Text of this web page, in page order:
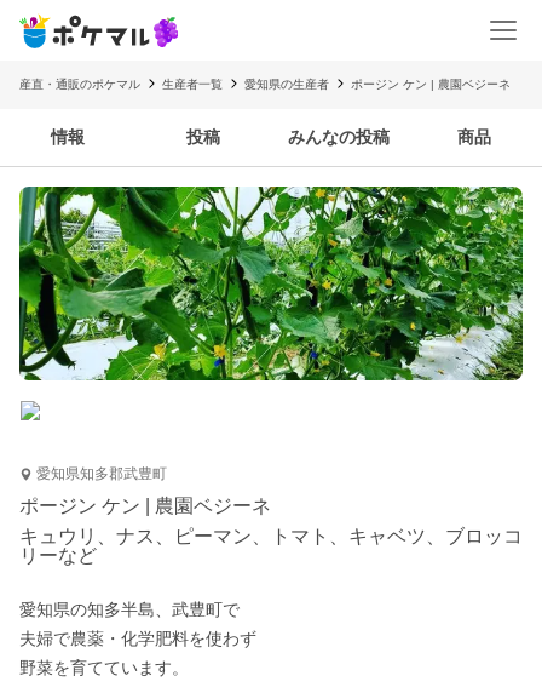
産直・通販のポケマル 生産者一覧 愛知県の生産者 ポージン ケン | 農園ベジーネ
情報 投稿 みんなの投稿 商品
愛知県知多郡武豊町
ポージン ケン | 農園ベジーネ
キュウリ、ナス、ピーマン、トマト、キャベツ、ブロッコ
リーなど
愛知県の知多半島、武豊町で
夫婦で農薬・化学肥料を使わず
野菜を育てています。